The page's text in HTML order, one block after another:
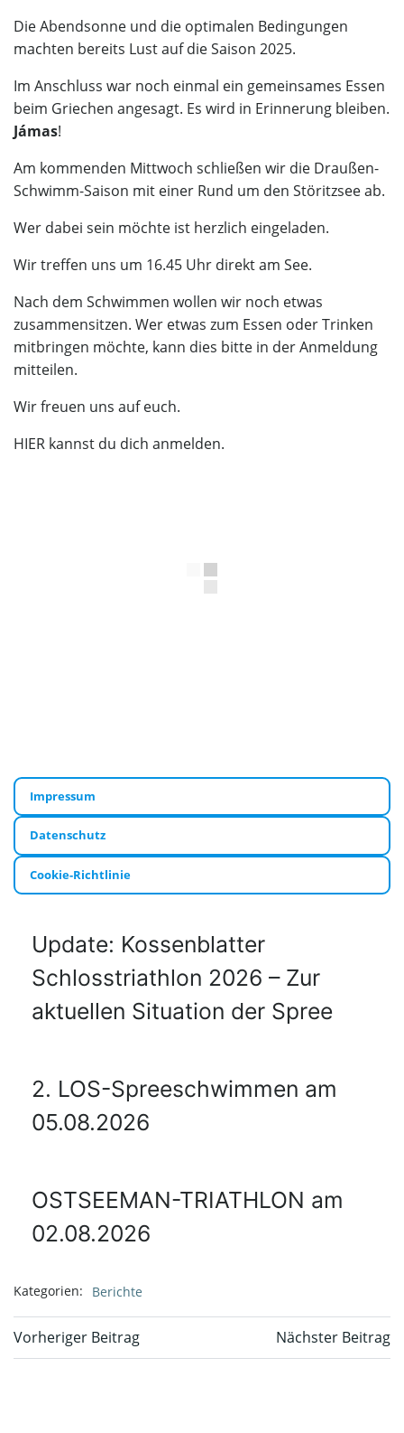
Die Abendsonne und die optimalen Bedingungen
machten bereits Lust auf die Saison 2025.
Im Anschluss war noch einmal ein gemeinsames Essen
beim Griechen angesagt. Es wird in Erinnerung bleiben.
Jámas!
Am kommenden Mittwoch schließen wir die Draußen-
Schwimm-Saison mit einer Rund um den Störitzsee ab.
Wer dabei sein möchte ist herzlich eingeladen.
Wir treffen uns um 16.45 Uhr direkt am See.
Nach dem Schwimmen wollen wir noch etwas
zusammensitzen. Wer etwas zum Essen oder Trinken
mitbringen möchte, kann dies bitte in der Anmeldung
mitteilen.
Wir freuen uns auf euch.
HIER kannst du dich anmelden.
Impressum
Datenschutz
Cookie-Richtlinie
Update: Kossenblatter
Schlosstriathlon 2026 – Zur
aktuellen Situation der Spree
2. LOS-Spreeschwimmen am
05.08.2026
OSTSEEMAN-TRIATHLON am
02.08.2026
Kategorien: Berichte
Beitragsnavigation
Vorheriger Beitrag Nächster Beitrag